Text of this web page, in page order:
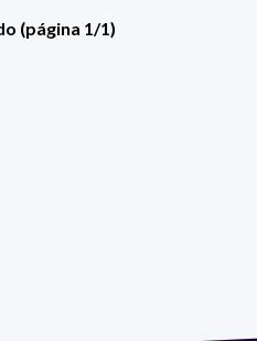
(página 1/1)